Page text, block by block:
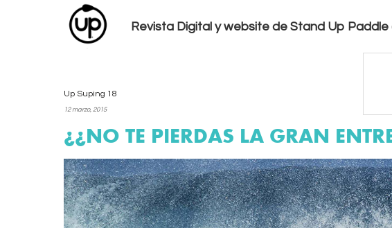
Revista Digital y website de Stand Up Paddle
Up Suping 18
12 marzo, 2015
¡¡NO TE PIERDAS LA GRAN